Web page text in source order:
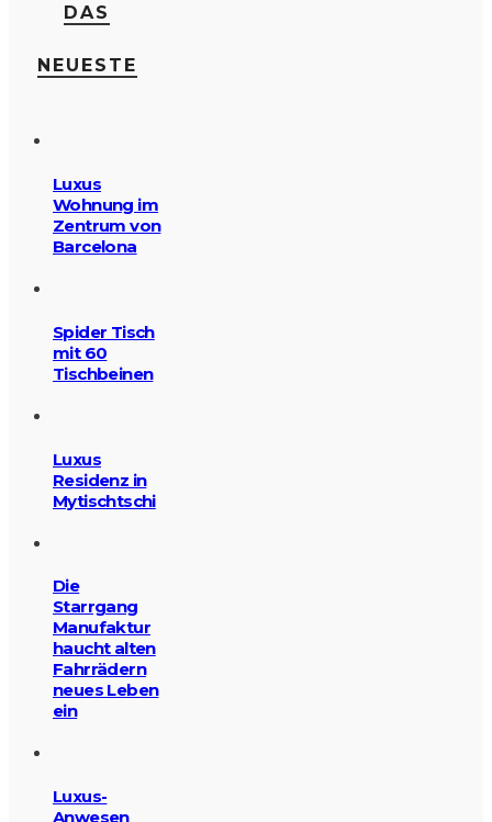
DAS
NEUESTE
Luxus
Wohnung im
Zentrum von
Barcelona
Spider Tisch
mit 60
Tischbeinen
Luxus
Residenz in
Mytischtschi
Die
Starrgang
Manufaktur
haucht alten
Fahrrädern
neues Leben
ein
Luxus-
Anwesen